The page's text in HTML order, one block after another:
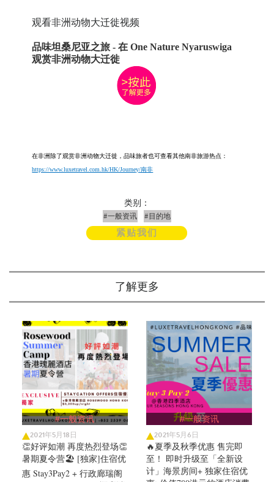
观看非洲动物大迁徙视频
品味坦桑尼亚之旅 - 在 One Nature Nyaruswiga
观赏非洲动物大迁徙
在非洲除了观赏非洲动物大迁徙，品味旅者也可查看其他南非旅游热点：
https://www.luxetravel.com.hk/HK/Journey/南非
类别：
#一般资讯 #目的地
紧贴我们
了解更多
#一般资讯
2021年5月18日
👏好评如潮 再度热烈登场👏
暑期夏令营🏖️ [独家]住宿优
惠 Stay3Pay2 + 行政廊瑞阁
#一般资讯
2021年5月6日
🔥夏季及秋季优惠 售完即
至！ 即时升级至「全新设
计」海景房间+ 独家住宿优